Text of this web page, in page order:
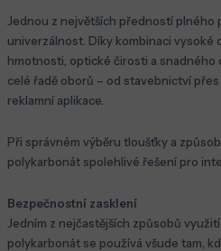
Jednou z největších předností plného
univerzálnost. Díky kombinaci vysoké
hmotnosti, optické čirosti a snadného
celé řadě oborů – od stavebnictví
reklamní aplikace.
Při správném výběru tloušťky a
polykarbonát spolehlivé řešení pro
Bezpečnostní zasklení
Jedním z nejčastějších způsobů
polykarbonát se používá všude tam,